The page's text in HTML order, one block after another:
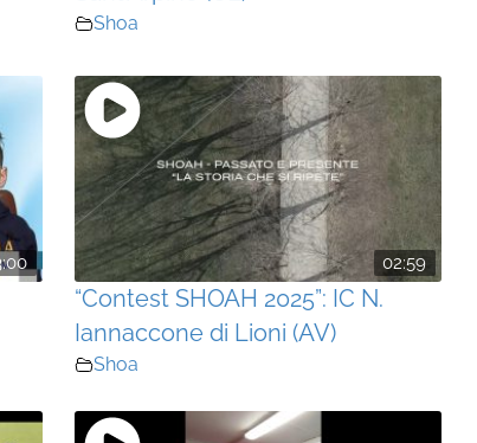
Shoa
02:59
“Contest SHOAH 2025”: IC N.
Iannaccone di Lioni (AV)
Shoa